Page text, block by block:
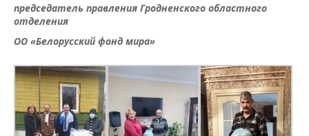
председатель правления Гродненского областного
отделения
ОО «Белорусский фонд мира»